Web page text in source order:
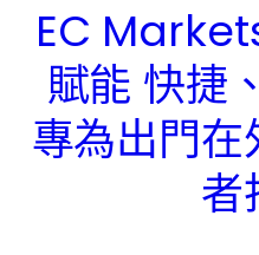
EC
賦能 快捷
專為出門
者